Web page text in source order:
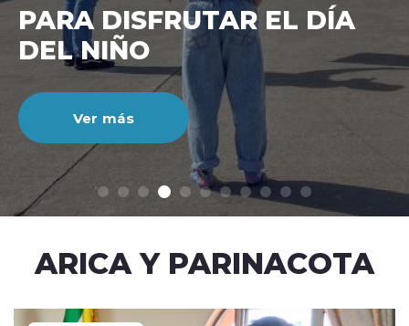
modo claro
CIENTO DURANTE EL MES
DE JULIO
Ver más
ARICA Y PARINACOTA